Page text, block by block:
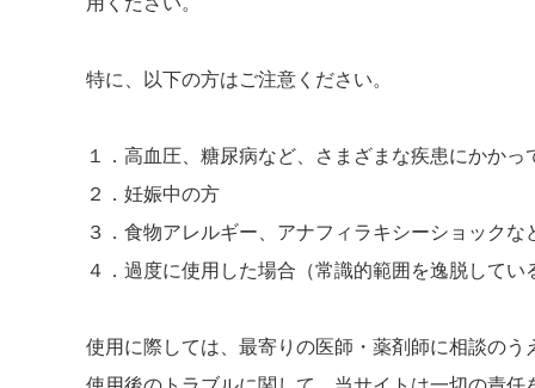
特に、以下の方はご注意ください。
１． 高血圧、糖尿病など、さまざまな疾患にかかっ
２． 妊娠中の方
３． 食物アレルギー、アナフィラキシーショック な
４．過度に使用した場合（常識的範囲を逸脱してい
使用に際しては、最寄りの医師・薬剤師に相談のう